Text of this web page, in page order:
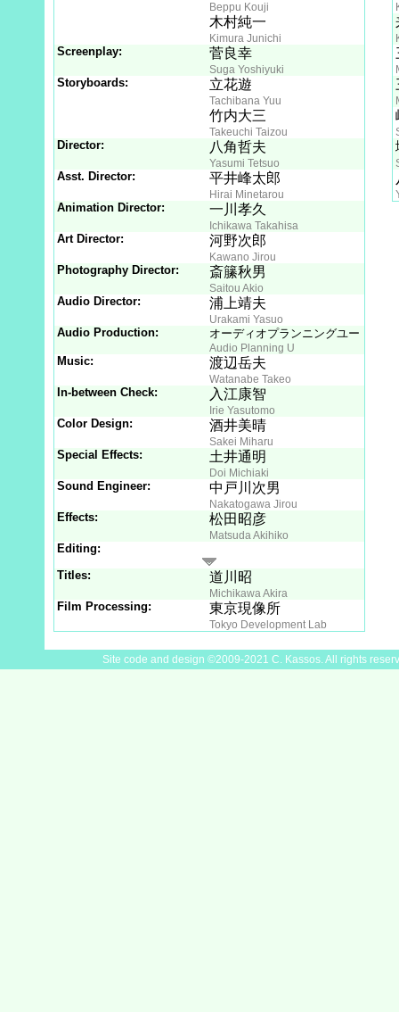
Beppu Kouji
木村純一
Kimura Junichi
Screenplay: 菅良幸
Suga Yoshiyuki
Storyboards: 立花遊
Tachibana Yuu
竹内大三
Takeuchi Taizou
Director: 八角哲夫
Yasumi Tetsuo
Asst. Director: 平井峰太郎
Hirai Minetarou
Animation Director: 一川孝久
Ichikawa Takahisa
Art Director: 河野次郎
Kawano Jirou
Photography Director: 斎籘秋男
Saitou Akio
Audio Director: 浦上靖夫
Urakami Yasuo
Audio Production: オーディオプランニングユー
Audio Planning U
Music: 渡辺岳夫
Watanabe Takeo
In-between Check: 入江康智
Irie Yasutomo
Color Design: 酒井美晴
Sakei Miharu
Special Effects: 土井通明
Doi Michiaki
Sound Engineer: 中戸川次男
Nakatogawa Jirou
Effects: 松田昭彦
Matsuda Akihiko
Editing:
Titles:
道川昭
Michikawa Akira
Film Processing: 東京現像所
Tokyo Development Lab
Site code and design ©2009-2021 C. Kassos. All rights